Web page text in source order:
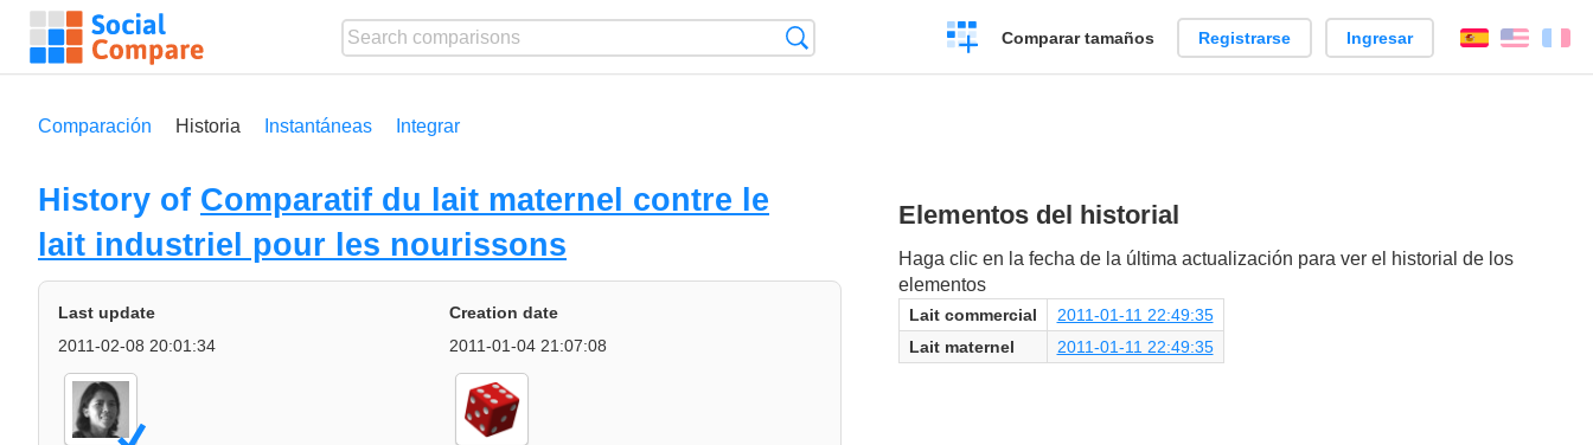
Crear
una
Comparar tamaños Registrarse Ingresar EspañolEnglish
Comparación Historia Instantáneas Integrar
History of Comparatif du lait maternel contre le
lait industriel pour les nourissons
Last update
2011-02-08 20:01:34
Creation date
2011-01-04 21:07:08
Elementos del historial
Haga clic en la fecha de la última actualización para ver el historial de los
elementos
Lait commercial
2011-01-11 22:49:35
Lait maternel
2011-01-11 22:49:35